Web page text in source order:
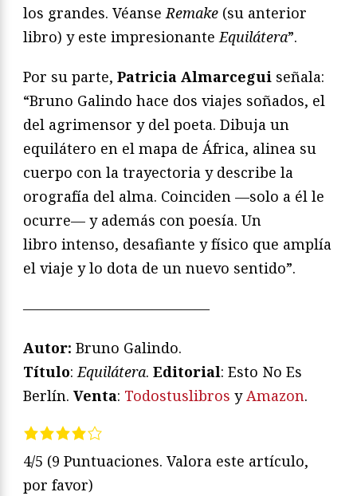
los grandes. VéanseRemake (su anterior
libro) y este impresionanteEquilátera”.
Por su parte, Patricia Almarcegui señala:
“Bruno Galindo hace dos viajes soñados, el
del agrimensor y del poeta. Dibuja un
equilátero en el mapa de África, alinea su
cuerpo con la trayectoria y describe la
orografía del alma. ​​Coinciden —solo a él le
ocurre— y además con poesía. Un
libro intenso, desafiante y físico que amplía
el viaje y lo dota de un nuevo sentido”.
—————————————
Autor: Bruno Galindo.
Título:Equilátera. Editorial: Esto No Es
Berlín. Venta: Todostuslibros yAmazon.
4/5 (9 Puntuaciones. Valora este artículo,
por favor)